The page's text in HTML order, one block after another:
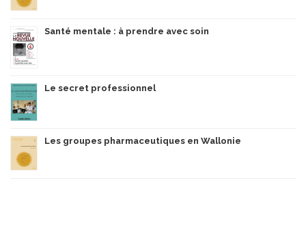
Santé mentale : à prendre avec soin
Le secret professionnel
Les groupes pharmaceutiques en Wallonie